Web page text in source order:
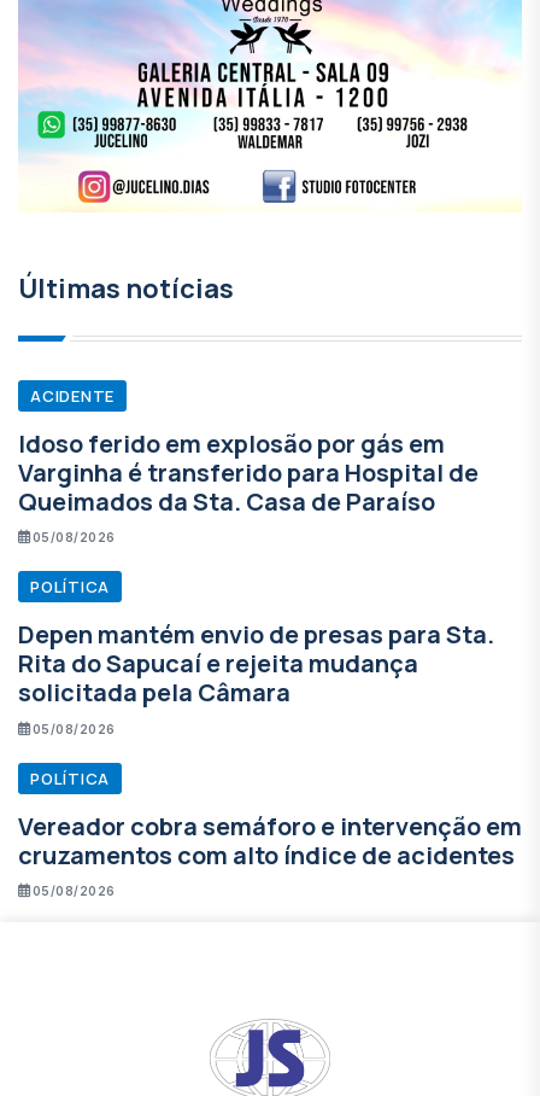
Últimas notícias
ACIDENTE
Idoso ferido em explosão por gás em
Varginha é transferido para Hospital de
Queimados da Sta. Casa de Paraíso
05/08/2026
POLÍTICA
Depen mantém envio de presas para Sta.
Rita do Sapucaí e rejeita mudança
solicitada pela Câmara
05/08/2026
POLÍTICA
Vereador cobra semáforo e intervenção em
cruzamentos com alto índice de acidentes
05/08/2026